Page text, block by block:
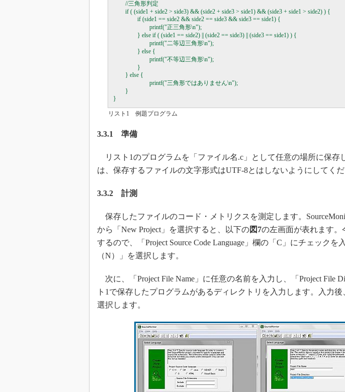
        //三角形判定
        if ( (side1 + side2 > side3) && (side2 + side3 > side1) && (side3 + side1 > side2) ) {
                if (side1 == side2 && side2 == side3 && side3 == side1) {
                        printf("正三角形\n");
                } else if ( (side1 == side2) || (side2 == side3) || (side3 == side1) ) {
                        printf("二等辺三角形\n");
                } else {
                        printf("不等辺三角形\n");
                }
        } else {
                        printf("三角形ではありません\n");
        }
リスト1 例題プログラム
3.3.1 準備
リスト1のプログラムを「ファイル名.c」として任意の場所に保存
は、保存するファイルの文字形式はUTF-8とはしないようにしてくだ
3.3.2 計測
保存したファイルのコード・メトリクスを測定します。
から「New Project」を選択すると、以下の図7の左画面が表れます。
するので、「Project Source Code Language」欄の「C」にチェックを
（N）」を選択します。
次に、「Project File Name」に任意の名前を入力し、「Project File
ト1で保存したプログラムがあるディレクトリを入力します。入力
選択します。